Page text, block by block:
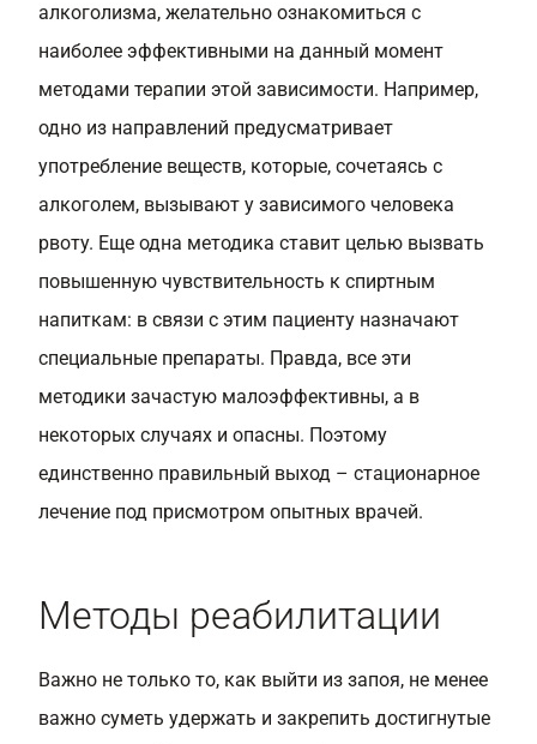
алкоголизма, желательно ознакомиться с
наиболее эффективными на данный момент
методами терапии этой зависимости. Например,
одно из направлений предусматривает
употребление веществ, которые, сочетаясь с
алкоголем, вызывают у зависимого человека
рвоту. Еще одна методика ставит целью вызвать
повышенную чувствительность к спиртным
напиткам: в связи с этим пациенту назначают
специальные препараты. Правда, все эти
методики зачастую малоэффективны, а в
некоторых случаях и опасны. Поэтому
единственно правильный выход – стационарное
лечение под присмотром опытных врачей.
Методы реабилитации
Важно не только то, как выйти из запоя, не менее
важно суметь удержать и закрепить достигнутые